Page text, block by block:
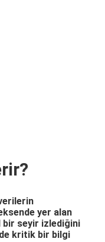
yer alan
bir seyir izlediğini
kritik bir bilgi